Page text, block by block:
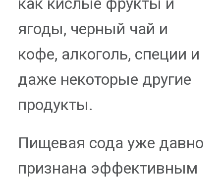
ягоды, черный чай и
кофе, алкоголь, специи и
даже некоторые другие
продукты.
Пищевая сода уже давно
признана эффективным